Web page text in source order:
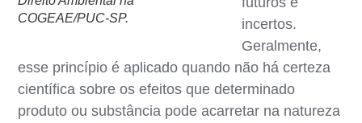
COGEAE/PUC-SP.
incertos.
Geralmente,
esse princípio é aplicado quando não há certeza
científica sobre os efeitos que determinado
produto ou substância pode acarretar na natureza